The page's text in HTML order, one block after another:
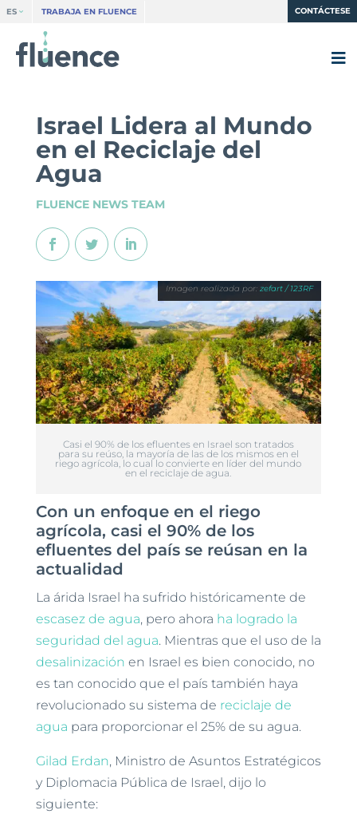
ES TRABAJA EN FLUENCE CONTÁCTESE
Israel Lidera al Mundo
en el Reciclaje del
Agua
FLUENCE NEWS TEAM
zefart / 123RF
Casi el 90% de los efluentes en Israel son tratados
para su reúso, la mayoría de las de los mismos en el
riego agrícola, lo cual lo convierte en líder del mundo
en el reciclaje de agua.
Con un enfoque en el riego
agrícola, casi el 90% de los
efluentes del país se reúsan en la
actualidad
La árida Israel ha sufrido históricamente de
escasez de agua, pero ahora ha logrado la
seguridad del agua. Mientras que el uso de la
desalinización en Israel es bien conocido, no
es tan conocido que el país también haya
revolucionado su sistema de reciclaje de
agua para proporcionar el 25% de su agua.
Gilad Erdan, Ministro de Asuntos Estratégicos
y Diplomacia Pública de Israel, dijo lo
siguiente: